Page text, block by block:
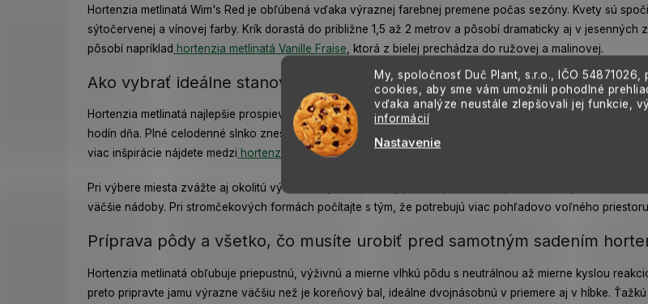
My, spoločnosť Duč Plant, s.r.o., IČO 54871026,
cookies, aby sme vám umožnili pohodlné
vďaka analýze neustále zlepšovali jej funkcie,
informácií
Nastavenie
Hortenzia metlinatá Wim's Red je obľúbená vďaka výraznej farebnej premene počas sezóny. Kvety sú
sýtočervenej a vínovej farby. Krík dorastá do približne 1,5 až 2 metrov a pôsobí dramaticky aj v jesenných
pôsobí napríklad hortenzia metlinatá Vanille Fraise , ktorá z bielej prechádza do ružovej a malinovej.
Ako vybrať ideálne stanovište pre poddruh hydrangea paniculata
Hortenzia metlinatá najlepšie prospieva na slnečnom alebo mierne polotienistom mieste. Ideálne je miesto
hodín dňa. Plné celodenné slnko znesie tiež, vyžaduje však výdatnejšiu zálievku a kvalitnú priepustnú
viac inšpirácie nájdete medzi hortenziami vhodnými na slnečné stanovište
Pri výbere miesta zvážte aj okolitú výsadbu. Vysoké odrody potrebujú dostatok priestoru, aby sa mohli
väčšie nádoby. Pri stromčekových formách počítajte s tým, že potrebujú viac pohľadovo voľného
Príprava pôdy a všetko, čo musíte urobiť pred samotným sadením
Hortenzia metlinatá obľubuje priepustnú, výživnú a mierne vlhkú pôdu s neutrálnou až mierne kyslou
preto pripravte jamu výrazne väčšiu než je koreňový bal, ideálne dvojnásobnú v priemere aj v hĺbke.